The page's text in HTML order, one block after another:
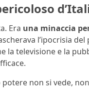
Era una minaccia
l’ipocrisia del
la televisione e la
potere non si vede,